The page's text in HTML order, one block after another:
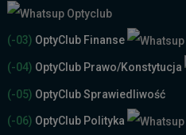
(-03) OptyClub Finanse
(-04) OptyClub Prawo/Konstytucja
(-05) OptyClub Sprawiedliwość
(-06) OptyClub Polityka